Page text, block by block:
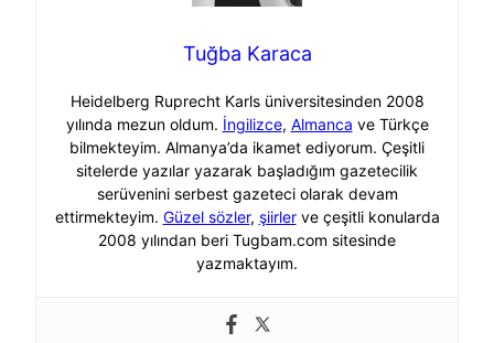
Tuğba Karaca
Heidelberg Ruprecht Karls üniversitesinden 2008
yılında mezun oldum. İngilizce, Almanca ve Türkçe
bilmekteyim. Almanya’da ikamet ediyorum. Çeşitli
sitelerde yazılar yazarak başladığım gazetecilik
serüvenini serbest gazeteci olarak devam
ettirmekteyim. Güzel sözler, şiirlerve çeşitli konularda
2008 yılından beri Tugbam.com sitesinde
yazmaktayım.